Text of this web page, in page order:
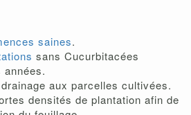
saines.
sans Cucurbitacées
aux parcelles cultivées.
densités de plantation afin de